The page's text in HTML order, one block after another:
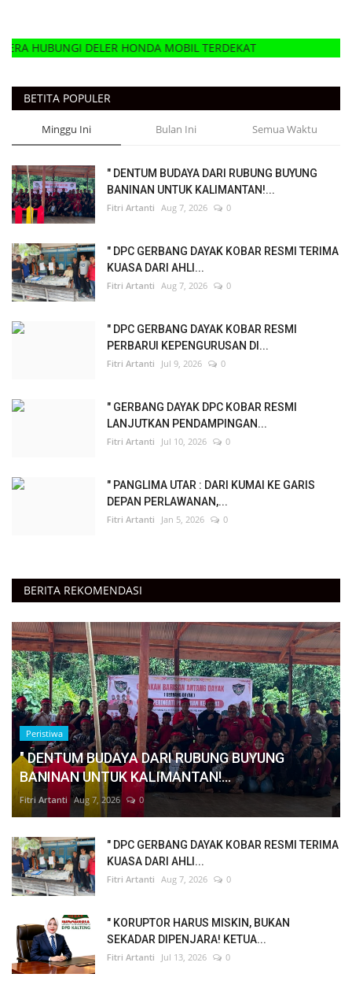
HONDA MOBIL TERDEKAT
BETITA POPULER
Minggu Ini Bulan Ini Semua Waktu
" DENTUM BUDAYA DARI RUBUNG BUYUNG
BANINAN UNTUK KALIMANTAN!...
Fitri Artanti Aug 7, 2026 0
" DPC GERBANG DAYAK KOBAR RESMI TERIMA
KUASA DARI AHLI...
Fitri Artanti Aug 7, 2026 0
" DPC GERBANG DAYAK KOBAR RESMI
PERBARUI KEPENGURUSAN DI...
Fitri Artanti Jul 9, 2026 0
" GERBANG DAYAK DPC KOBAR RESMI
LANJUTKAN PENDAMPINGAN...
Fitri Artanti Jul 10, 2026 0
" PANGLIMA UTAR : DARI KUMAI KE GARIS
DEPAN PERLAWANAN,...
Fitri Artanti Jan 5, 2026 0
BERITA REKOMENDASI
Peristiwa
" DENTUM BUDAYA DARI RUBUNG BUYUNG
BANINAN UNTUK KALIMANTAN!...
Fitri Artanti Aug 7, 2026 0
" DPC GERBANG DAYAK KOBAR RESMI TERIMA
KUASA DARI AHLI...
Fitri Artanti Aug 7, 2026 0
" KORUPTOR HARUS MISKIN, BUKAN
SEKADAR DIPENJARA! KETUA...
Fitri Artanti Jul 13, 2026 0